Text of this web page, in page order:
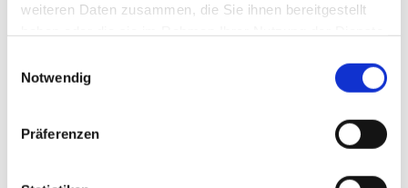
weiteren Daten zusammen, die Sie ihnen bereitgestellt
Notwendig
Präferenzen
Wachstumstreiber. Zugleich verweist das Unternehmen auf die
angeboten, ist für den direkten Verzehr aus der gekühlten Flasche
Traditionsmarke mit regionalem Schwerpunkt